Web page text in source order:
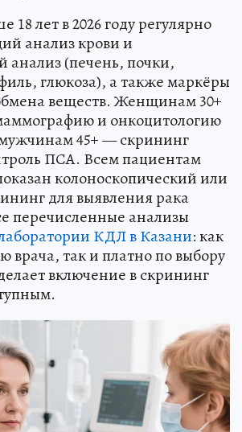
18 лет в 2026 году регулярно
анализ крови и
анализ (печень, почки,
глюкоза), а также маркёры
веществ. Женщинам 30+
и онкоцитологию
45+ — скрининг
ПСА. Всем пациентам
колоноскопический или
для выявления рака
перечисленные анализы
КДЛ в Казани: как
врача, так и платно по выбору
включение в скрининг